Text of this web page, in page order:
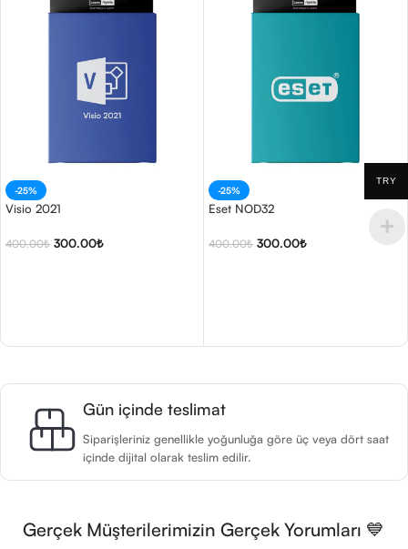
-25%
Visio 2021
400.00₺ 300.00₺
-25%
Eset NOD32
400.00₺ 300.00₺
Gün içinde teslimat
Siparişleriniz genellikle yoğunluğa göre üç veya dört saat
içinde dijital olarak teslim edilir.
Gerçek Müşterilerimizin Gerçek Yorumları 💙
TRY